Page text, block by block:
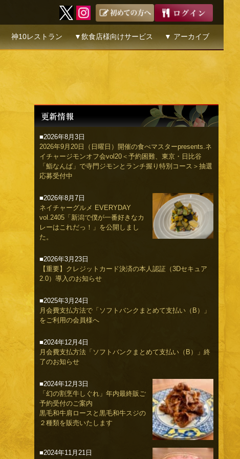
神10レストラン ▼飲食店様向けサービス ▼ アーカイブ
■2026年8月3日
2026年9月20日（日曜日）開催の食べマスターpresents.ネ
イチャージモンオフ会vol20＜予約困難、東京・日比谷
「鮨なんば」で寺門ジモンとランチ握り特別コース＞抽選
応募受付中
■2026年8月7日
ネイチャーグルメ EVERYDAY
vol.2405「新潟で僕が一番好きなカ
レーはこれだっ！」を公開しまし
た。
■2026年3月23日
【重要】クレジットカード決済の本人認証（3Dセキュア
2.0）導入のお知らせ
■2025年3月24日
月会費支払方法で「ソフトバンクまとめて支払い（B）」
をご利用の会員様へ
■2024年12月4日
月会費支払方法「ソフトバンクまとめて支払い（B）」終
了のお知らせ
■2024年12月3日
「幻の割烹牛しぐれ」年内最終販ご
予約受付のご案内
黒毛和牛肩ロースと黒毛和牛スジの
２種類を販売いたします
■2024年11月21日